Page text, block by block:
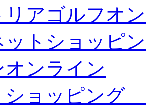
リアゴルフオ
ットショッピ
ンライン
ショッピング